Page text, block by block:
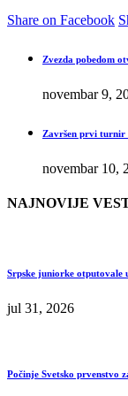
Share on Facebook
Zvezda pobedom
novembar 9,
Završen prvi turnir
novembar 10,
NAJNOVIJE
Srpske juniorke otputovale
jul 31, 2026
Počinje Svetsko prvenstvo